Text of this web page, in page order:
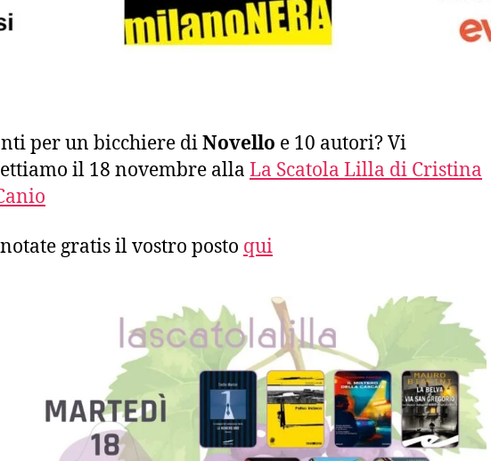
per un bicchiere diNovello e 10 autori? Vi
il 18 novembre alla La Scatola Lilla di Cristina
gratis il vostro posto qui